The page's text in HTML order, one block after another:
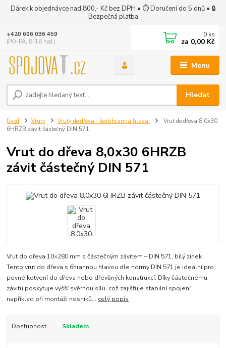
Dárek k objednávce nad 800,- Kč bez DPH • ⏱ Doručení do 5 dnů • 🔒
Bezpečná platba
Menu
Hledat
+420 606 036 459
(PO-PÁ, 8-16 hod.)
0 ks
za 0,00 Kč
Úvod Vruty Vruty do dřeva - šestihranná hlava
Vrut do dřeva 8,0x30
6HRZB závit částečný DIN 571
Vrut do dřeva 8,0x30 6HRZB
závit částečný DIN 571
Vrut do dřeva 10×280 mm s částečným závitem – DIN 571, bílý zinek
Tento vrut do dřeva s 6hrannou hlavou dle normy DIN 571 je ideální pro
pevné kotvení do dřeva nebo dřevěných konstrukcí. Díky částečnému
závitu poskytuje vyšší svěrnou sílu, což zajišťuje stabilní spojení
například při montáži nosníků... celý popis
Dostupnost Skladem